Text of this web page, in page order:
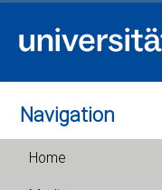
Navigation
Home